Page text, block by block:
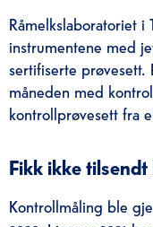
Råmelkslaboratoriet i
instrumentene med
sertifiserte prøvesett.
måneden med
kontrollprøvesett fra
Fikk ikke
Kontrollmåling ble